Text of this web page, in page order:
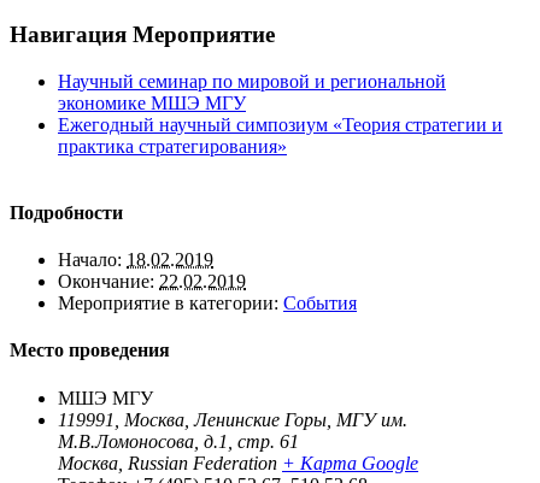
Навигация Мероприятие
Научный семинар по мировой и региональной
экономике МШЭ МГУ
Ежегодный научный симпозиум «Теория стратегии и
практика стратегирования»
Подробности
Начало: 18.02.2019
Окончание: 22.02.2019
Мероприятие в категории: События
Место проведения
МШЭ МГУ
119991, Москва, Ленинские Горы, МГУ им.
М.В.Ломоносова, д.1, стр. 61
Москва Russian Federation + Карта Google